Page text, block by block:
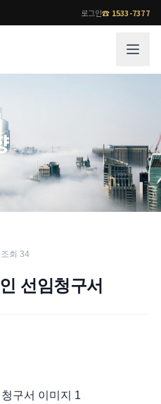
로그인☎ 1533-7377
기업 인사이트
사례분석/최신동향
법률지식인
각 전문 변호사
조회 34
선임청구서